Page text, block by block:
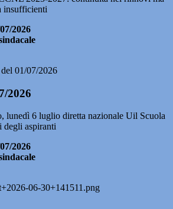
insufficienti
2026
01/07/2026
2026
lunedì 6 luglio diretta nazionale Uil Scuola
degli aspiranti
2026
06-30+141511.png